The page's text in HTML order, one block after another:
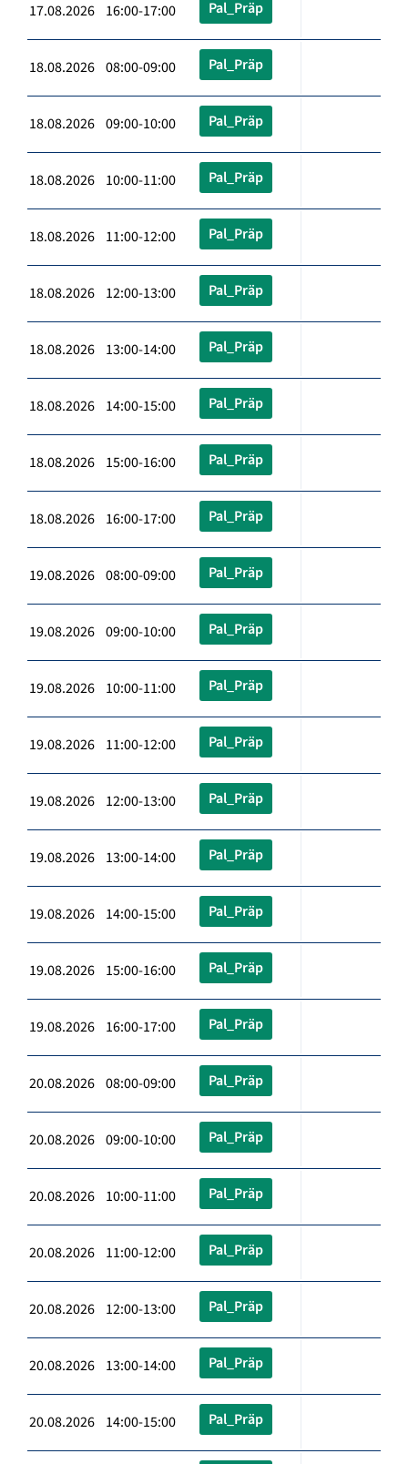
17.08.2026 16:00-17:00 Pal_Präp
18.08.2026 08:00-09:00 Pal_Präp
18.08.2026 09:00-10:00 Pal_Präp
18.08.2026 10:00-11:00 Pal_Präp
18.08.2026 11:00-12:00 Pal_Präp
18.08.2026 12:00-13:00 Pal_Präp
18.08.2026 13:00-14:00 Pal_Präp
18.08.2026 14:00-15:00 Pal_Präp
18.08.2026 15:00-16:00 Pal_Präp
18.08.2026 16:00-17:00 Pal_Präp
19.08.2026 08:00-09:00 Pal_Präp
19.08.2026 09:00-10:00 Pal_Präp
19.08.2026 10:00-11:00 Pal_Präp
19.08.2026 11:00-12:00 Pal_Präp
19.08.2026 12:00-13:00 Pal_Präp
19.08.2026 13:00-14:00 Pal_Präp
19.08.2026 14:00-15:00 Pal_Präp
19.08.2026 15:00-16:00 Pal_Präp
19.08.2026 16:00-17:00 Pal_Präp
20.08.2026 08:00-09:00 Pal_Präp
20.08.2026 09:00-10:00 Pal_Präp
20.08.2026 10:00-11:00 Pal_Präp
20.08.2026 11:00-12:00 Pal_Präp
20.08.2026 12:00-13:00 Pal_Präp
20.08.2026 13:00-14:00 Pal_Präp
20.08.2026 14:00-15:00 Pal_Präp